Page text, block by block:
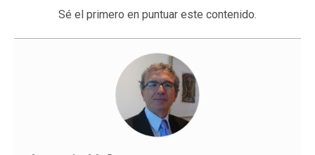
Sé el primero en puntuar este contenido.